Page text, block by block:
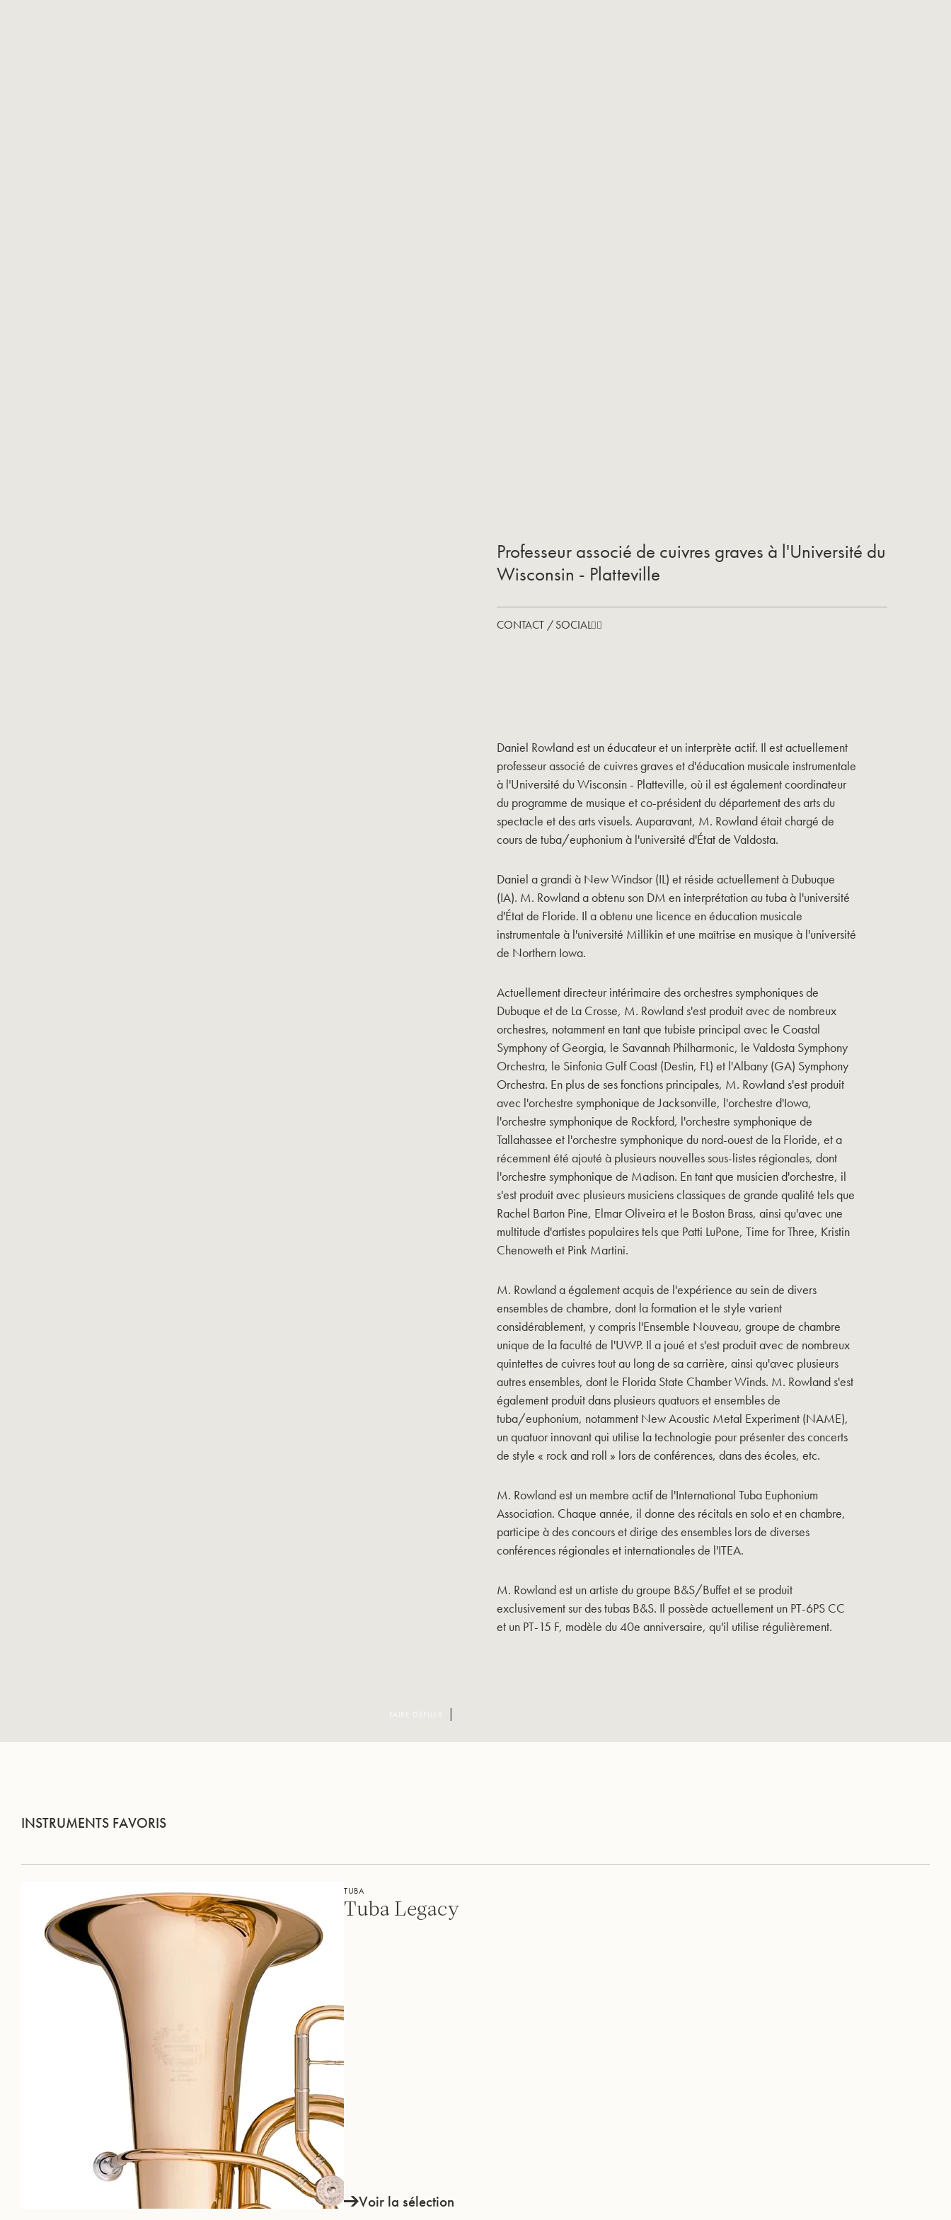
FAIRE DÉFILER
Professeur associé de cuivres graves à l'Université du
Wisconsin - Platteville
CONTACT / SOCIAL
Daniel Rowland est un éducateur et un interprète actif. Il est actuellement
professeur associé de cuivres graves et d'éducation musicale instrumentale
à l'Université du Wisconsin - Platteville, où il est également coordinateur
du programme de musique et co-président du département des arts du
spectacle et des arts visuels. Auparavant, M. Rowland était chargé de
cours de tuba/euphonium à l'université d'État de Valdosta.
Daniel a grandi à New Windsor (IL) et réside actuellement à Dubuque
(IA). M. Rowland a obtenu son DM en interprétation au tuba à l'université
d'État de Floride. Il a obtenu une licence en éducation musicale
instrumentale à l'université Millikin et une maîtrise en musique à l'université
de Northern Iowa.
Actuellement directeur intérimaire des orchestres symphoniques de
Dubuque et de La Crosse, M. Rowland s'est produit avec de nombreux
orchestres, notamment en tant que tubiste principal avec le Coastal
Symphony of Georgia, le Savannah Philharmonic, le Valdosta Symphony
Orchestra, le Sinfonia Gulf Coast (Destin, FL) et l'Albany (GA) Symphony
Orchestra. En plus de ses fonctions principales, M. Rowland s'est produit
avec l'orchestre symphonique de Jacksonville, l'orchestre d'Iowa,
l'orchestre symphonique de Rockford, l'orchestre symphonique de
Tallahassee et l'orchestre symphonique du nord-ouest de la Floride, et a
récemment été ajouté à plusieurs nouvelles sous-listes régionales, dont
l'orchestre symphonique de Madison. En tant que musicien d'orchestre, il
s'est produit avec plusieurs musiciens classiques de grande qualité tels que
Rachel Barton Pine, Elmar Oliveira et le Boston Brass, ainsi qu'avec une
multitude d'artistes populaires tels que Patti LuPone, Time for Three, Kristin
Chenoweth et Pink Martini.
M. Rowland a également acquis de l'expérience au sein de divers
ensembles de chambre, dont la formation et le style varient
considérablement, y compris l'Ensemble Nouveau, groupe de chambre
unique de la faculté de l'UWP. Il a joué et s'est produit avec de nombreux
quintettes de cuivres tout au long de sa carrière, ainsi qu'avec plusieurs
autres ensembles, dont le Florida State Chamber Winds. M. Rowland s'est
également produit dans plusieurs quatuors et ensembles de
tuba/euphonium, notamment New Acoustic Metal Experiment (NAME),
un quatuor innovant qui utilise la technologie pour présenter des concerts
de style « rock and roll » lors de conférences, dans des écoles, etc.
M. Rowland est un membre actif de l'International Tuba Euphonium
Association. Chaque année, il donne des récitals en solo et en chambre,
participe à des concours et dirige des ensembles lors de diverses
conférences régionales et internationales de l'ITEA.
M. Rowland est un artiste du groupe B&S/Buffet et se produit
exclusivement sur des tubas B&S. Il possède actuellement un PT-6PS CC
et un PT-15 F, modèle du 40e anniversaire, qu'il utilise régulièrement.
INSTRUMENTS FAVORIS
TUBA
Tuba Legacy
Voir la sélection
INSTRUMENTS